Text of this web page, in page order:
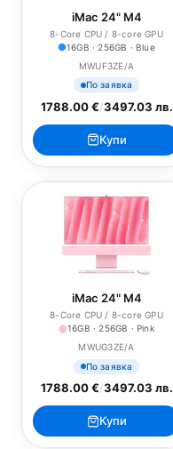
iMac 24" M4
8-Core CPU / 8-core GPU
16GB · 256GB · Blue
MWUF3ZE/A
По заявка
1788.00 €/3497.03 лв.
Купи
iMac 24" M4
8-Core CPU / 8-core GPU
16GB · 256GB · Pink
MWUG3ZE/A
По заявка
1788.00 €/3497.03 лв.
Купи